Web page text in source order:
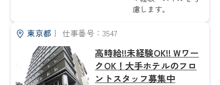
慮します。
東京都｜ 仕事番号：3547
高時給!!未経験OK!! Wワー
クOK！大手ホテルのフロ
ントスタッフ募集中